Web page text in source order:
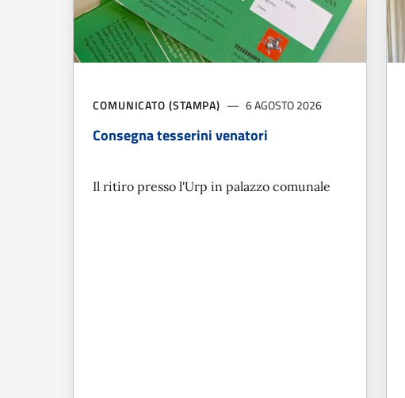
COMUNICATO (STAMPA) 6 AGOSTO 2026
Consegna tesserini venatori
Il ritiro presso l'Urp in palazzo comunale